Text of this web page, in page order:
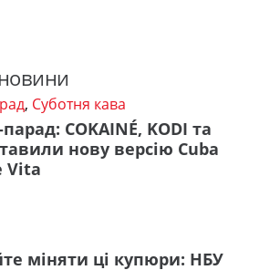
, Суботня кава
парад: COKAINÉ, KODI та
нову версію Cuba
Vita
міняти ці купюри: НБУ